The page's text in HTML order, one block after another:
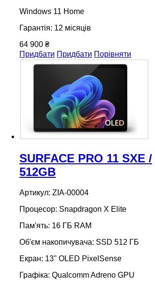
Windows 11 Home
Гарантія: 12 місяців
64 900 ₴
Придбати Придбати Порівняти
SURFACE PRO 11 SXE /
512GB
Артикул: ZIA-00004
Процесор: Snapdragon X Elite
Пам'ять: 16 ГБ RAM
Об'єм накопичувача: SSD 512 ГБ
Екран: 13" OLED PixelSense
Графіка: Qualcomm Adreno GPU